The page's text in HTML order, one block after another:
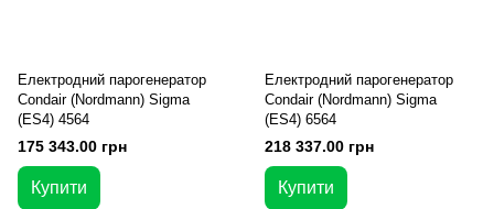
Електродний парогенератор
Condair (Nordmann) Sigma
(ES4) 4564
175 343.00 грн
Купити
Електродний парогенератор
Condair (Nordmann) Sigma
(ES4) 6564
218 337.00 грн
Купити